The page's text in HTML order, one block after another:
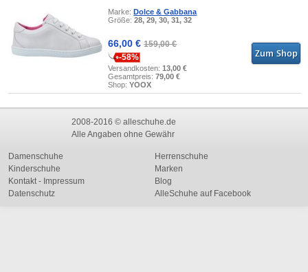
Marke:Dolce & Gabbana
Größe:28, 29, 30, 31, 32
66,00 €159,00 €
-58%
Versandkosten:13,00 €
Gesamtpreis:79,00 €
Shop:YOOX
2008-2016 © alleschuhe.de
Alle Angaben ohne Gewähr
Damenschuhe
Kinderschuhe
Herrenschuhe
Marken
Kontakt - Impressum
Datenschutz
Blog
AlleSchuhe auf Facebook